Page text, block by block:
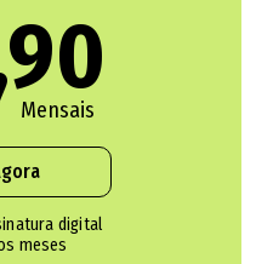
Mensais
digital
meses